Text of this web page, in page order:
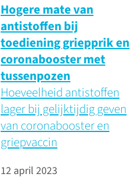
Hogere mate van
antistoffen bij
toediening griepprik en
coronabooster met
tussenpozen
Hoeveelheid antistoffen
lager bij gelijktijdig geven
van coronabooster en
griepvaccin
12 april 2023